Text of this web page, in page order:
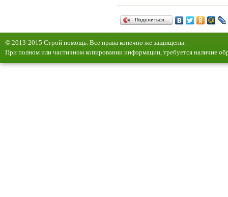
Поделиться…
© 2013-2015 Строй помощь. Все права конечно же защищены.
При полном или частичном копировании информации, требуется наличие